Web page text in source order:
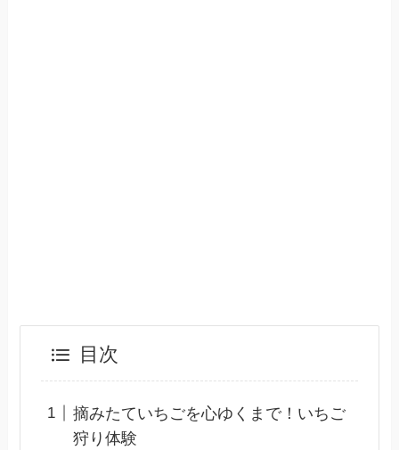
目次
摘みたていちごを心ゆくまで！いちご
狩り体験